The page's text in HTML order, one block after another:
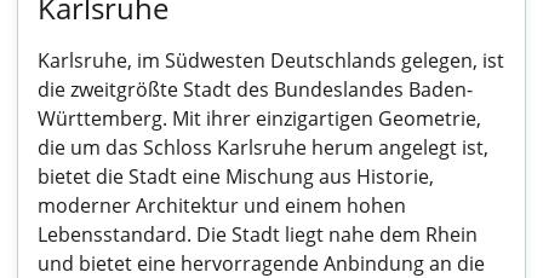
Karlsruhe, im Südwesten Deutschlands gelegen, ist
die zweitgrößte Stadt des Bundeslandes Baden-
Württemberg. Mit ihrer einzigartigen Geometrie,
die um das Schloss Karlsruhe herum angelegt ist,
bietet die Stadt eine Mischung aus Historie,
moderner Architektur und einem hohen
Lebensstandard. Die Stadt liegt nahe dem Rhein
und bietet eine hervorragende Anbindung an die